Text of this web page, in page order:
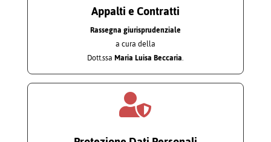
Appalti e Contratti
Rassegna giurisprudenziale
a cura della
Dott.ssaMaria Luisa Beccaria.
